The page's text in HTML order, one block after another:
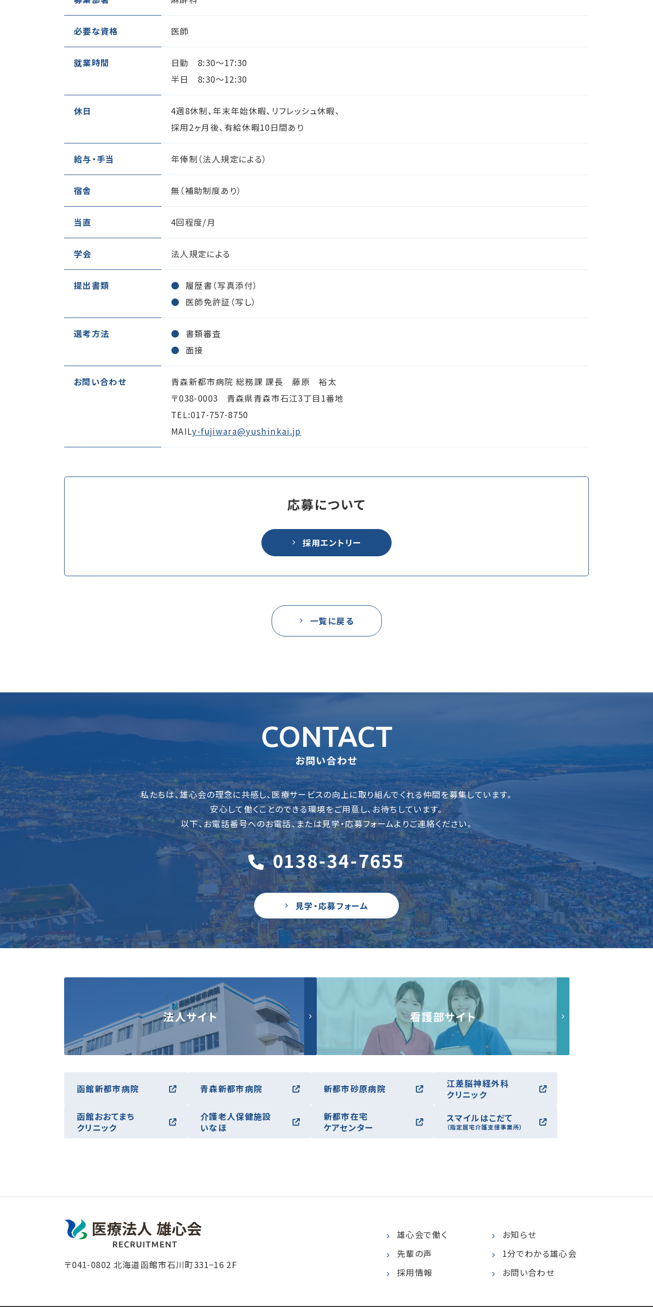
必要な資格 医師
就業時間
日勤 8:30～17:30
半日 8:30～12:30
休日
4週8休制、年末年始休暇、リフレッシュ休暇、
採用2ヶ月後、有給休暇10日間あり
給与・手当 年俸制（法人規定による）
宿舎 無（補助制度あり）
当直 4回程度/月
学会 法人規定による
提出書類
履歴書（写真添付）
医師免許証（写し）
選考方法
書類審査
面接
お問い合わせ 青森新都市病院 総務課 課長 藤原 裕太
〒038-0003 青森県青森市石江3丁目1番地
TEL:017-757-8750
MAILy-fujiwara@yushinkai.jp
応募について
採用エントリー
一覧に戻る
CONTACT
お問い合わせ
私たちは、雄心会の理念に共感し、医療サービスの向上に取り組んでくれる仲間を募集しています。
安心して働くことのできる環境をご用意し、お待ちしています。
以下、お電話番号へのお電話、または見学・応募フォームよりご連絡ください。
0138-34-7655
見学・応募フォーム
法人サイト 看護部サイト
函館新都市病院 青森新都市病院 新都市砂原病院
江差脳神経外科
クリニック
函館おおてまち
クリニック
介護老人保健施設
いなほ
新都市在宅
ケアセンター
スマイルはこだて
（指定居宅介護支援事業所）
〒041-0802 北海道函館市石川町331−16 2F
雄心会で働く
先輩の声
採用情報
お知らせ
1分でわかる雄心会
お問い合わせ